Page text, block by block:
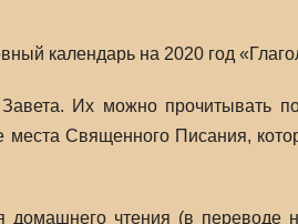
календарь на 2020 год
Их можно прочитывать
Священного Писания,
чтения (в переводе